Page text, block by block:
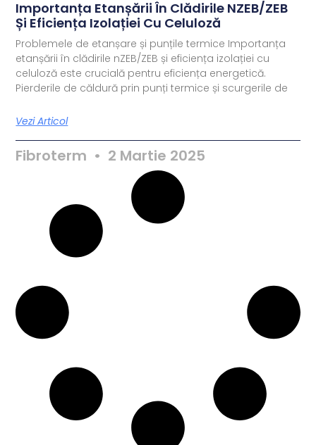
Importanța Etanșării În Clădirile NZEB/ZEB
Și Eficiența Izolației Cu Celuloză
Problemele de etanșare și punțile termice Importanța
etanșării în clădirile nZEB/ZEB și eficiența izolației cu
celuloză este crucială pentru eficiența energetică.
Pierderile de căldură prin punți termice și scurgerile de
Vezi Articol
Fibroterm 2 Martie 2025